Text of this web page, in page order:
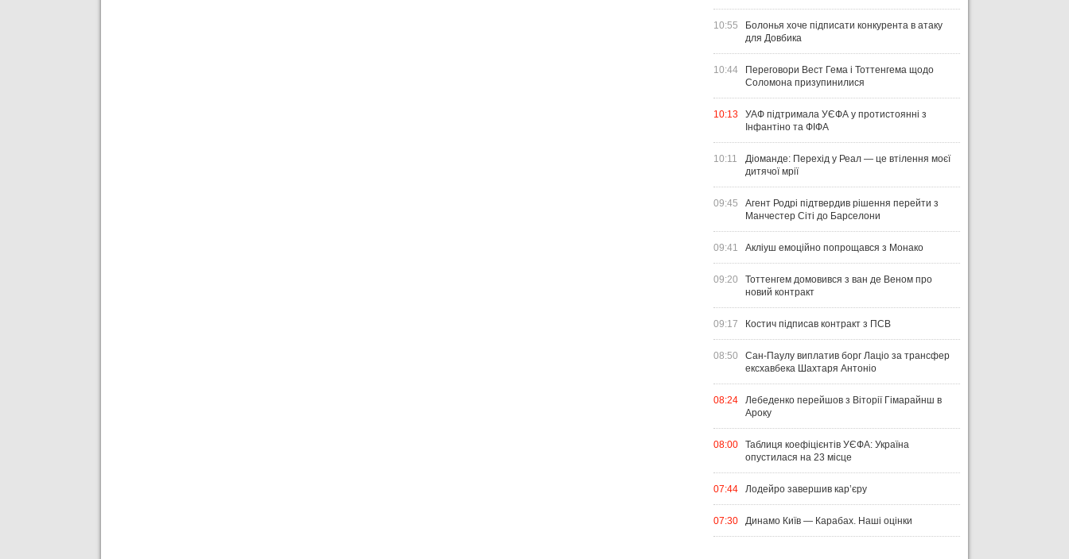
10:55
Болонья хоче підписати конкурента в атаку
для Довбика
10:44
Переговори Вест Гема і Тоттенгема щодо
Соломона призупинилися
10:13
УАФ підтримала УЄФА у протистоянні з
Інфантіно та ФІФА
10:11
Діоманде: Перехід у Реал — це втілення моєї
дитячої мрії
09:45
Агент Родрі підтвердив рішення перейти з
Манчестер Сіті до Барселони
09:41 Акліуш емоційно попрощався з Монако
09:20
Тоттенгем домовився з ван де Веном про
новий контракт
09:17 Костич підписав контракт з ПСВ
08:50
Сан-Паулу виплатив борг Лаціо за трансфер
ексхавбека Шахтаря Антоніо
08:24
Лебеденко перейшов з Віторії Гімарайнш в
Ароку
08:00
Таблиця коефіцієнтів УЄФА: Україна
опустилася на 23 місце
07:44 Лодейро завершив кар’єру
07:30 Динамо Київ — Карабах. Наші оцінки